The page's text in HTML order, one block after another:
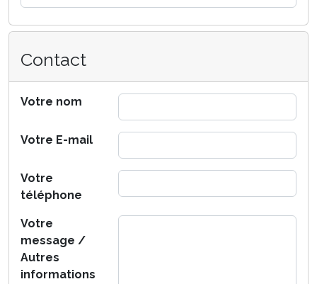
Contact
Votre nom
Votre E-mail
Votre
téléphone
Votre
message /
Autres
informations